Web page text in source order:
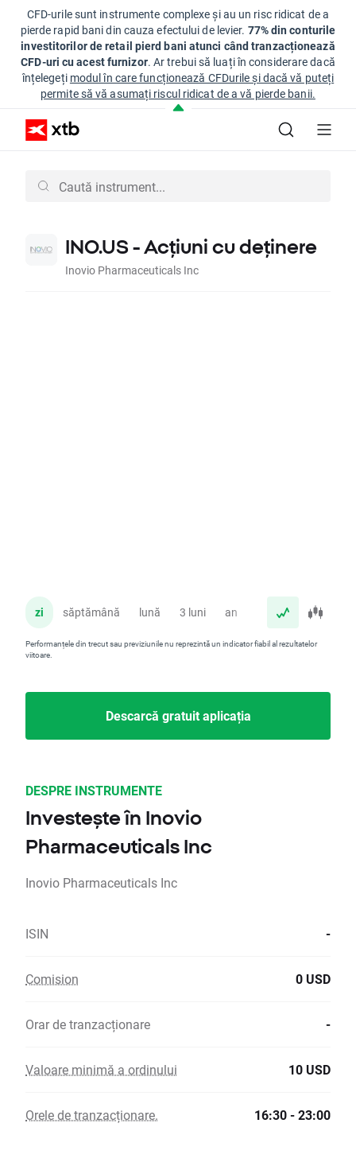
CFD-urile sunt instrumente complexe și au un risc ridicat de a
pierde rapid bani din cauza efectului de levier. 77% din conturile
investitorilor de retail pierd bani atunci când tranzacționează
CFD-uri cu acest furnizor. Ar trebui să luați în considerare dacă
înțelegeți modul în care funcționează CFDurile și dacă vă puteți
permite să vă asumați riscul ridicat de a vă pierde banii.
INO.US - Acțiuni cu deținere
Inovio Pharmaceuticals Inc
zi săptămână lună 3 luni an
Performanțele din trecut sau previziunile nu reprezintă un indicator fiabil al rezultatelor
viitoare.
Descarcă gratuit aplicația
DESPRE INSTRUMENTE
Investește în Inovio
Pharmaceuticals Inc
Inovio Pharmaceuticals Inc
ISIN -
Comision 0 USD
Orar de tranzacționare -
Valoare minimă a ordinului 10 USD
Orele de tranzacționare. 16:30 - 23:00